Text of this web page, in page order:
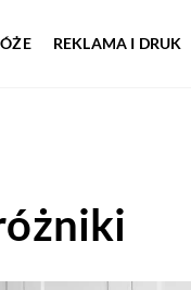
REKLAMA I DRUK